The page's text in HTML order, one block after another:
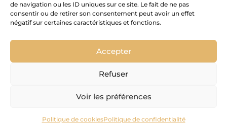
de navigation ou les ID uniques sur ce site. Le fait de ne pas
consentir ou de retirer son consentement peut avoir un effet
négatif sur certaines caractéristiques et fonctions.
Accepter
Refuser
Voir les préférences
Politique de cookiesPolitique de confidentialité
1 Rue de l’Expansion
67210 Obernai
Copyright Cedam – 2026